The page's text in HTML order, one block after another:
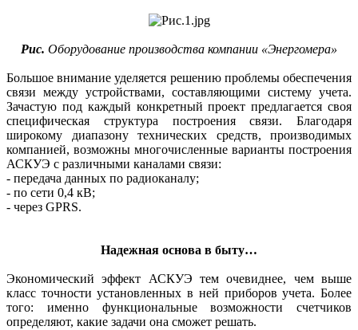
Рис. Оборудование производства компании «Энергомера»
Большое внимание уделяется решению проблемы обеспечения
связи между устройствами, составляющими систему учета.
Зачастую под каждый конкретный проект предлагается своя
специфическая структура построения связи. Благодаря
широкому диапазону технических средств, производимых
компанией, возможны многочисленные варианты построения
АСКУЭ с различными каналами связи:
- передача данных по радиоканалу;
- по сети 0,4 кВ;
- через GPRS.
Надежная основа в быту…
Экономический эффект АСКУЭ тем очевиднее, чем выше
класс точности установленных в ней приборов учета. Более
того: именно функ­циональные возможности счетчиков
определяют, какие задачи она сможет решать.